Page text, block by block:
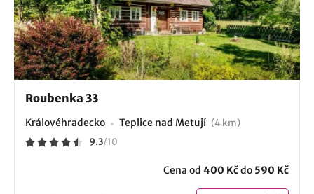
Roubenka 33
Královéhradecko Teplice nad Metují (4 km)
9.3/10
Cena od 400 Kčdo 590 Kč